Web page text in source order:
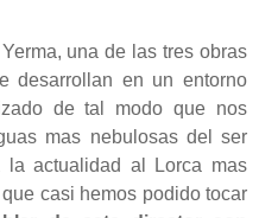
una de las tres obras
desarrollan en un entorno
de tal modo que nos
mas nebulosas del ser
la actualidad al Lorca mas
casi hemos podido tocar